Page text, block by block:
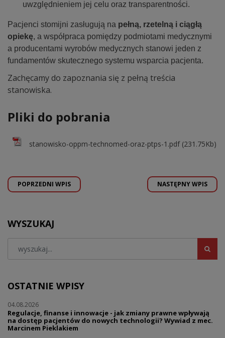
uwzględnieniem jej celu oraz transparentności.
Pacjenci stomijni zasługują na pełną, rzetelną i ciągłą
opiekę, a współpraca pomiędzy podmiotami medycznymi
a producentami wyrobów medycznych stanowi jeden z
fundamentów skutecznego systemu wsparcia pacjenta.
Zachęcamy do zapoznania się z pełną treścia
stanowiska.
Pliki do pobrania
stanowisko-oppm-technomed-oraz-ptps-1.pdf (231.75Kb)
POPRZEDNI WPIS NASTĘPNY WPIS
WYSZUKAJ
OSTATNIE WPISY
04.08.2026
Regulacje, finanse i innowacje - jak zmiany prawne wpływają
na dostęp pacjentów do nowych technologii? Wywiad z mec.
Marcinem Pieklakiem